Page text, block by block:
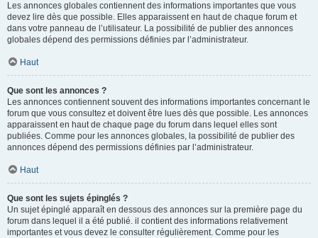
Les annonces globales contiennent des informations importantes que vous
devez lire dès que possible. Elles apparaissent en haut de chaque forum et
dans votre panneau de l’utilisateur. La possibilité de publier des annonces
globales dépend des permissions définies par l’administrateur.
Haut
Que sont les annonces ?
Les annonces contiennent souvent des informations importantes concernant le
forum que vous consultez et doivent être lues dès que possible. Les annonces
apparaissent en haut de chaque page du forum dans lequel elles sont
publiées. Comme pour les annonces globales, la possibilité de publier des
annonces dépend des permissions définies par l’administrateur.
Haut
Que sont les sujets épinglés ?
Un sujet épinglé apparaît en dessous des annonces sur la première page du
forum dans lequel il a été publié. il contient des informations relativement
importantes et vous devez le consulter régulièrement. Comme pour les